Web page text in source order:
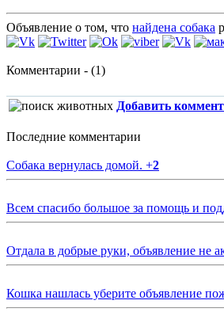
Объявление о том, что найдена собака
Комментарии - (1)
Добавить
Последние комментарии
Собака вернулась домой. +2
Всем спасибо большое за помощь и
Отдала в добрые руки, объявление не
Кошка нашлась уберите объявление